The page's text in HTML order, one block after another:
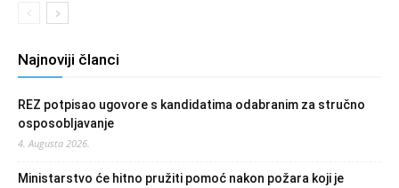
Najnoviji članci
REZ potpisao ugovore s kandidatima odabranim za stručno
osposobljavanje
4. Augusta 2026.
Ministarstvo će hitno pružiti pomoć nakon požara koji je